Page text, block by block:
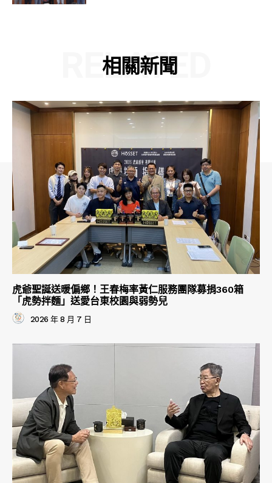
相關新聞
RELATED
虎爺聖誕送暖偏鄉！王春梅率黃仁服務團隊募捐360箱
「虎勢拌麵」送愛台東校園與弱勢兒
2026 年 8 月 7 日